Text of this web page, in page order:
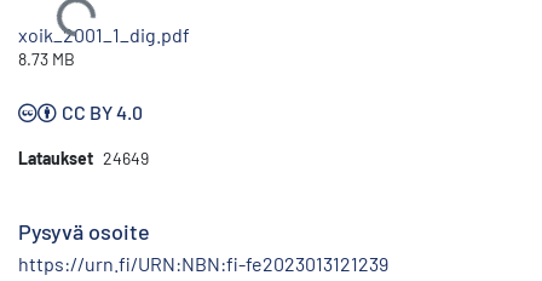
Ladataan...
xoik_2001_1_dig.pdf
8.73 MB
CC BY 4.0
Lataukset 24649
Pysyvä osoite
https://urn.fi/URN:NBN:fi-fe2023013121239